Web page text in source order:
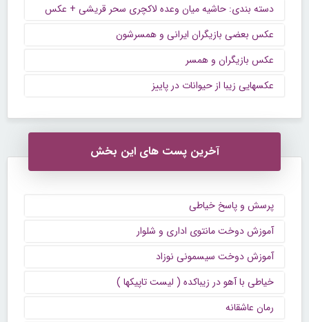
دسته بندی: حاشیه میان وعده لاکچری سحر قریشی + عکس
عکس بعضی بازیگران ایرانی و همسرشون
عکس بازیگران و همسر
عکسهایی زیبا از حیوانات در پاییز
آخرین پست های این بخش
پرسش و پاسخ خیاطی
آموزش دوخت مانتوی اداری و شلوار
آموزش دوخت سیسمونی نوزاد
خیاطی با آهو در زیباکده ( لیست تاپیکها )
رمان عاشقانه